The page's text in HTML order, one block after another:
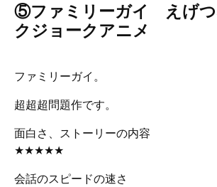
⑤ファミリーガイ えげつ
クジョークアニメ
ファミリーガイ 。
超超超問題作です。
面白さ、ストーリーの内容
★★★★★
会話のスピードの速さ